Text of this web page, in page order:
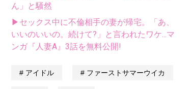
ん」と騒然
▶セックス中に不倫相手の妻が帰宅。「あ、
いいのいいの。続けて?」と言われたワケ...マ
ンガ『人妻A』3話を無料公開!
アイドル ファーストサマーウイカ